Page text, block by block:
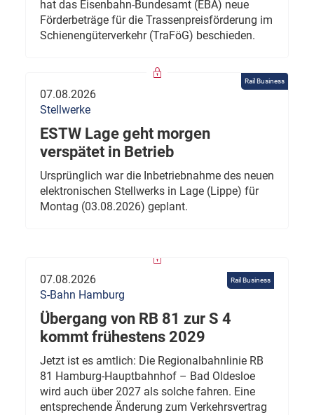
hat das Eisenbahn-Bundesamt (EBA) neue
Förderbeträge für die Trassenpreisförderung im
Schienengüterverkehr (TraFöG) beschieden.
Rail Business
07.08.2026
Stellwerke
ESTW Lage geht morgen
verspätet in Betrieb
Ursprünglich war die Inbetriebnahme des neuen
elektronischen Stellwerks in Lage (Lippe) für
Montag (03.08.2026) geplant.
Rail Business
07.08.2026
S-Bahn Hamburg
Übergang von RB 81 zur S 4
kommt frühestens 2029
Jetzt ist es amtlich: Die Regionalbahnlinie RB
81 Hamburg-Hauptbahnhof – Bad Oldesloe
wird auch über 2027 als solche fahren. Eine
entsprechende Änderung zum Verkehrsvertrag